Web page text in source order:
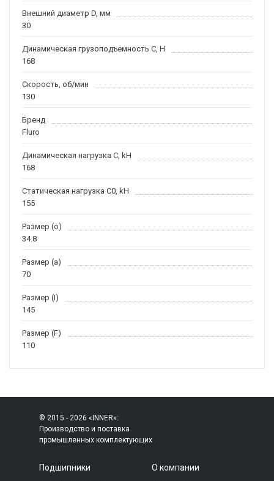
Внешний диаметр D, мм
30
Динамическая грузоподъемность С, H
168
Скорость, об/мин
130
Бренд
Fluro
Динамическая нагрузка C, kН
168
Статическая нагрузка C0, kH
155
Размер (o)
34.8
Размер (a)
70
Размер (I)
145
Размер (F)
110
© 2015 - 2026 «INNER»:
Производство и поставка
промышленных комплектующих
Подшипники
О компании